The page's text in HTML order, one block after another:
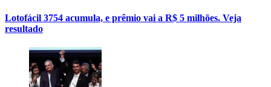
Lotofácil 3754 acumula, e prêmio vai a R$ 5 milhões. Veja
resultado